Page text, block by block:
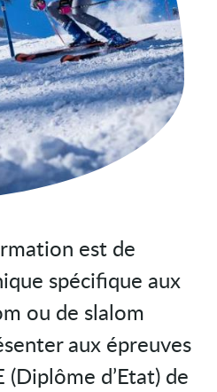
est de
spécifique aux
ou de slalom
aux épreuves
d’Etat) de